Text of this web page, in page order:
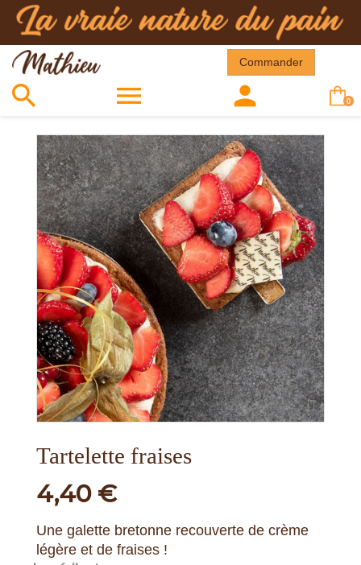
Commander
   0
Tartelette fraises
4,40 €
Une galette bretonne recouverte de crème
légère et de fraises !